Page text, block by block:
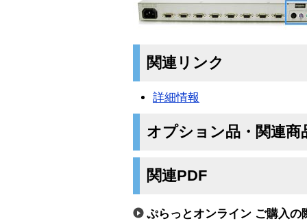
関連リンク
詳細情報
オプション品・関連商
関連PDF
ぷらっとオンライン ご購入の